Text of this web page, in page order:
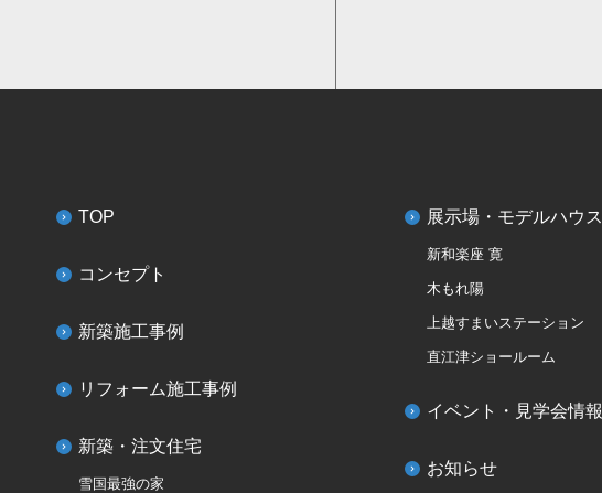
TOP
コンセプト
新築施工事例
リフォーム施工事例
新築・注文住宅
雪国最強の家
展示場・モデルハウス
新和楽座 寛
木もれ陽
上越すまいステーション
直江津ショールーム
イベント・見学会情報
お知らせ